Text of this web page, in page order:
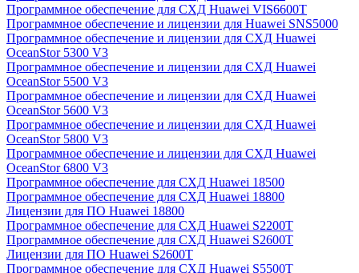
Программное обеспечение для СХД Huawei VIS6600T
Программное обеспечение и лицензии для Huawei SNS5000
Программное обеспечение и лицензии для СХД Huawei
OceanStor 5300 V3
Программное обеспечение и лицензии для СХД Huawei
OceanStor 5500 V3
Программное обеспечение и лицензии для СХД Huawei
OceanStor 5600 V3
Программное обеспечение и лицензии для СХД Huawei
OceanStor 5800 V3
Программное обеспечение и лицензии для СХД Huawei
OceanStor 6800 V3
Программное обеспечение для СХД Huawei 18500
Программное обеспечение для СХД Huawei 18800
Лицензии для ПО Huawei 18800
Программное обеспечение для СХД Huawei S2200T
Программное обеспечение для СХД Huawei S2600T
Лицензии для ПО Huawei S2600T
Программное обеспечение для СХД Huawei S5500T